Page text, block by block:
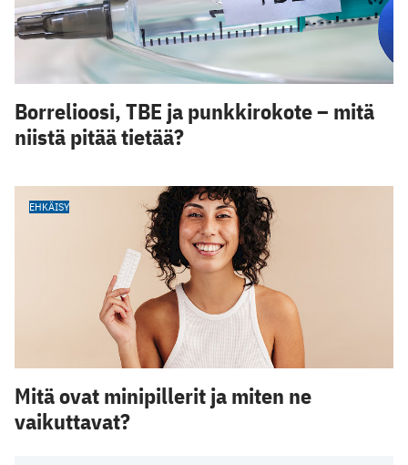
Borrelioosi, TBE ja punkkirokote – mitä
niistä pitää tietää?
EHKÄISY
Mitä ovat minipillerit ja miten ne
vaikuttavat?